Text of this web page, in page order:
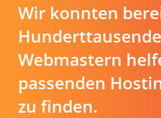
Wir konnten
Webmastern
passenden
zu finden.